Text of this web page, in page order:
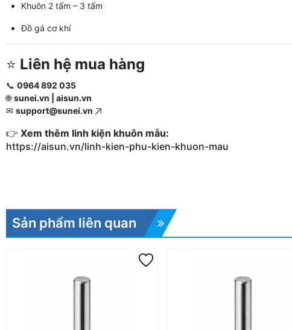
Khuôn 2 tấm – 3 tấm
Đồ gá cơ khí
⭐ Liên hệ mua hàng
📞 0964 892 035
🌐sunei.vn | aisun.vn
✉ support@sunei.vn
👉 Xem thêm linh kiện khuôn mẫu:
https://aisun.vn/linh-kien-phu-kien-khuon-mau
Sản phẩm liên quan